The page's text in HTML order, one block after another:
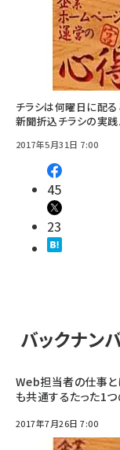
チラシは何曜日に配る
新聞折込チラシの実践
2017年5月31日 7:00
45
23
バックナン
Web担当者の仕事
も共通するたった1つ
2017年7月26日 7:00